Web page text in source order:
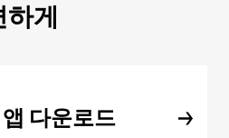
게
다운로드